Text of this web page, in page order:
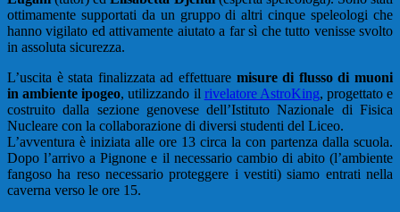
ottimamente supportati da un gruppo di altri cinque speleologi che
hanno vigilato ed attivamente aiutato a far sì che tutto venisse svolto
in assoluta sicurezza.
L’uscita è stata finalizzata ad effettuare misure di flusso di muoni
in ambiente ipogeo, utilizzando il rivelatore AstroKing, progettato e
costruito dalla sezione genovese dell’Istituto Nazionale di Fisica
Nucleare con la collaborazione di diversi studenti del Liceo.
L’avventura è iniziata alle ore 13 circa la con partenza dalla scuola.
Dopo l’arrivo a Pignone e il necessario cambio di abito (l’ambiente
fangoso ha reso necessario proteggere i vestiti) siamo entrati nella
caverna verso le ore 15.